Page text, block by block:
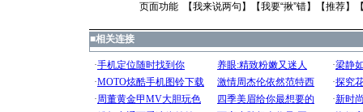
页面功能 【我来说两句 】【我要“揪”错】【推荐】
■相关连接